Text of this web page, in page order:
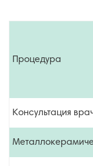
Процедура
Консультация